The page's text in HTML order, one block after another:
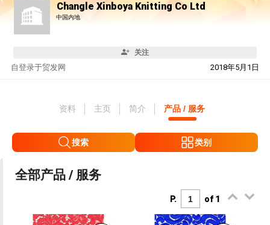
Changle Xinboya Knitting Co Ltd
中国内地
关注
自 2018年5月1日
登录于贸发网
资料 主页 简介 产品 / 服务
搜索 类别
全部产品 / 服务
P. of 1